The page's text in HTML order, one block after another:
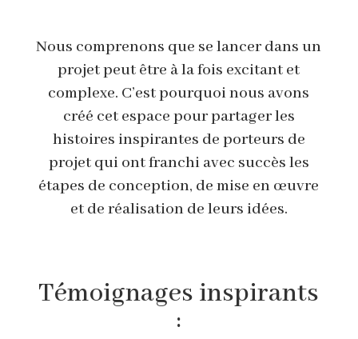
Nous comprenons que se lancer dans un
projet peut être à la fois excitant et
complexe. C’est pourquoi nous avons
créé cet espace pour partager les
histoires inspirantes de porteurs de
projet qui ont franchi avec succès les
étapes de conception, de mise en œuvre
et de réalisation de leurs idées.
Témoignages inspirants
: